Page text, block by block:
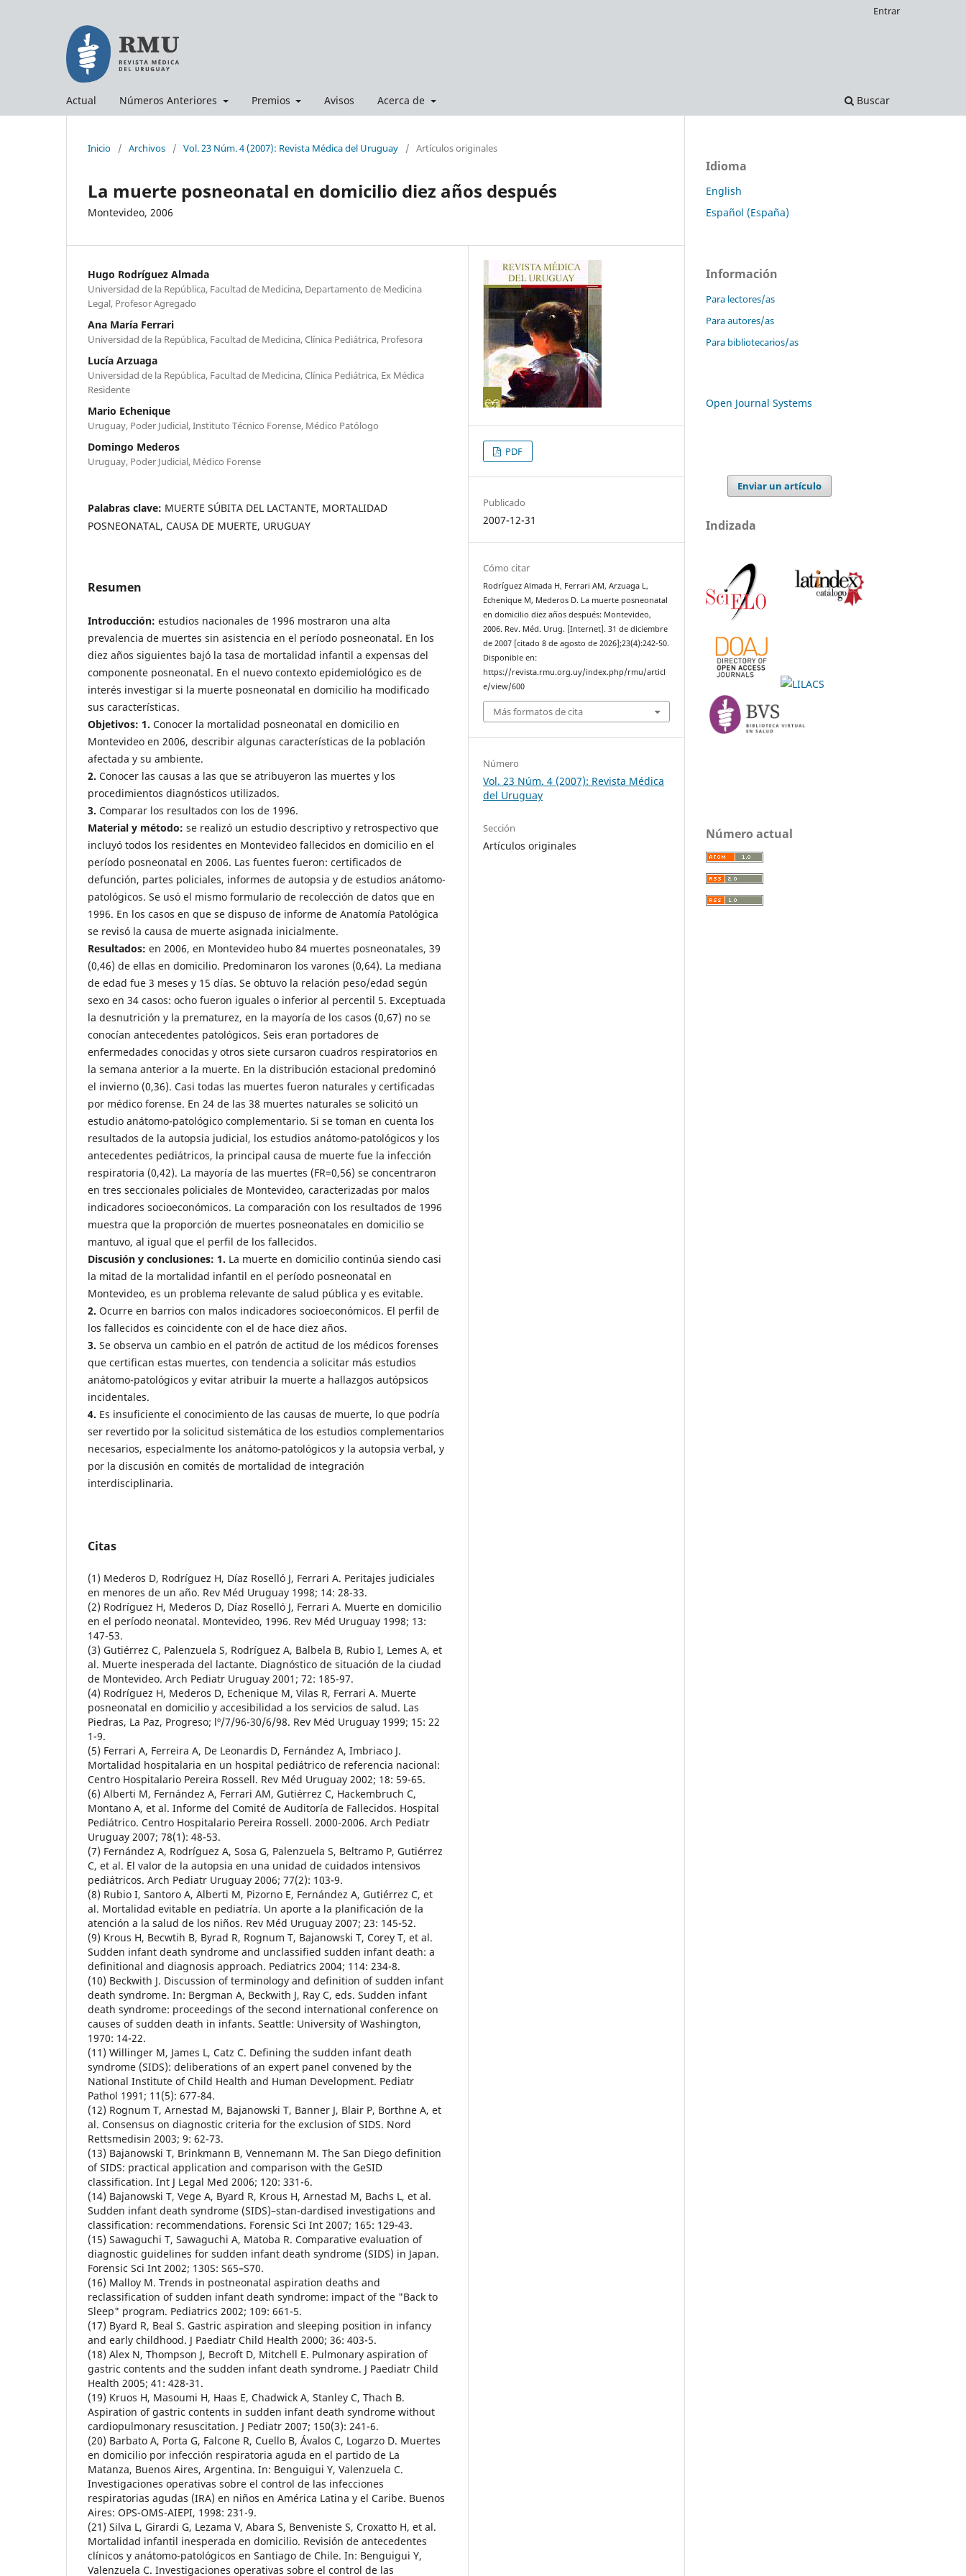
Actual Números Anteriores Premios Avisos Acerca de Buscar
Entrar
Inicio / Archivos / Vol. 23 Núm. 4 (2007): Revista Médica del Uruguay / Artículos originales
La muerte posneonatal en domicilio diez años después
Montevideo, 2006
Hugo Rodríguez Almada
Universidad de la República, Facultad de Medicina, Departamento de Medicina
Legal, Profesor Agregado
Ana María Ferrari
Universidad de la República, Facultad de Medicina, Clínica Pediátrica, Profesora
Lucía Arzuaga
Universidad de la República, Facultad de Medicina, Clínica Pediátrica, Ex Médica
Residente
Mario Echenique
Uruguay, Poder Judicial, Instituto Técnico Forense, Médico Patólogo
Domingo Mederos
Uruguay, Poder Judicial, Médico Forense
Palabras clave: MUERTE SÚBITA DEL LACTANTE, MORTALIDAD
POSNEONATAL, CAUSA DE MUERTE, URUGUAY
Resumen
Introducción: estudios nacionales de 1996 mostraron una alta
prevalencia de muertes sin asistencia en el período posneonatal. En los
diez años siguientes bajó la tasa de mortalidad infantil a expensas del
componente posneonatal. En el nuevo contexto epidemiológico es de
interés investigar si la muerte posneonatal en domicilio ha modificado
sus características.
Objetivos: 1. Conocer la mortalidad posneonatal en domicilio en
Montevideo en 2006, describir algunas características de la población
afectada y su ambiente.
2. Conocer las causas a las que se atribuyeron las muertes y los
procedimientos diagnósticos utilizados.
3. Comparar los resultados con los de 1996.
Material y método: se realizó un estudio descriptivo y retrospectivo que
incluyó todos los residentes en Montevideo fallecidos en domicilio en el
período posneonatal en 2006. Las fuentes fueron: certificados de
defunción, partes policiales, informes de autopsia y de estudios anátomo-
patológicos. Se usó el mismo formulario de recolección de datos que en
1996. En los casos en que se dispuso de informe de Anatomía Patológica
se revisó la causa de muerte asignada inicialmente.
Resultados: en 2006, en Montevideo hubo 84 muertes posneonatales, 39
(0,46) de ellas en domicilio. Predominaron los varones (0,64). La mediana
de edad fue 3 meses y 15 días. Se obtuvo la relación peso/edad según
sexo en 34 casos: ocho fueron iguales o inferior al percentil 5. Exceptuada
la desnutrición y la prematurez, en la mayoría de los casos (0,67) no se
conocían antecedentes patológicos. Seis eran portadores de
enfermedades conocidas y otros siete cursaron cuadros respiratorios en
la semana anterior a la muerte. En la distribución estacional predominó
el invierno (0,36). Casi todas las muertes fueron naturales y certificadas
por médico forense. En 24 de las 38 muertes naturales se solicitó un
estudio anátomo-patológico complementario. Si se toman en cuenta los
resultados de la autopsia judicial, los estudios anátomo-patológicos y los
antecedentes pediátricos, la principal causa de muerte fue la infección
respiratoria (0,42). La mayoría de las muertes (FR=0,56) se concentraron
en tres seccionales policiales de Montevideo, caracterizadas por malos
indicadores socioeconómicos. La comparación con los resultados de 1996
muestra que la proporción de muertes posneonatales en domicilio se
mantuvo, al igual que el perfil de los fallecidos.
Discusión y conclusiones: 1. La muerte en domicilio continúa siendo casi
la mitad de la mortalidad infantil en el período posneonatal en
Montevideo, es un problema relevante de salud pública y es evitable.
2. Ocurre en barrios con malos indicadores socioeconómicos. El perfil de
los fallecidos es coincidente con el de hace diez años.
3. Se observa un cambio en el patrón de actitud de los médicos forenses
que certifican estas muertes, con tendencia a solicitar más estudios
anátomo-patológicos y evitar atribuir la muerte a hallazgos autópsicos
incidentales.
4. Es insuficiente el conocimiento de las causas de muerte, lo que podría
ser revertido por la solicitud sistemática de los estudios complementarios
necesarios, especialmente los anátomo-patológicos y la autopsia verbal, y
por la discusión en comités de mortalidad de integración
interdisciplinaria.
Citas
(1) Mederos D, Rodríguez H, Díaz Roselló J, Ferrari A. Peritajes judiciales
en menores de un año. Rev Méd Uruguay 1998; 14: 28-33.
(2) Rodríguez H, Mederos D, Díaz Roselló J, Ferrari A. Muerte en domicilio
en el período neonatal. Montevideo, 1996. Rev Méd Uruguay 1998; 13:
147-53.
(3) Gutiérrez C, Palenzuela S, Rodríguez A, Balbela B, Rubio I, Lemes A, et
al. Muerte inesperada del lactante. Diagnóstico de situación de la ciudad
de Montevideo. Arch Pediatr Uruguay 2001; 72: 185-97.
(4) Rodríguez H, Mederos D, Echenique M, Vilas R, Ferrari A. Muerte
posneonatal en domicilio y accesibilidad a los servicios de salud. Las
Piedras, La Paz, Progreso; lº/7/96-30/6/98. Rev Méd Uruguay 1999; 15: 22
1-9.
(5) Ferrari A, Ferreira A, De Leonardis D, Fernández A, Imbriaco J.
Mortalidad hospitalaria en un hospital pediátrico de referencia nacional:
Centro Hospitalario Pereira Rossell. Rev Méd Uruguay 2002; 18: 59-65.
(6) Alberti M, Fernández A, Ferrari AM, Gutiérrez C, Hackembruch C,
Montano A, et al. Informe del Comité de Auditoría de Fallecidos. Hospital
Pediátrico. Centro Hospitalario Pereira Rossell. 2000-2006. Arch Pediatr
Uruguay 2007; 78(1): 48-53.
(7) Fernández A, Rodríguez A, Sosa G, Palenzuela S, Beltramo P, Gutiérrez
C, et al. El valor de la autopsia en una unidad de cuidados intensivos
pediátricos. Arch Pediatr Uruguay 2006; 77(2): 103-9.
(8) Rubio I, Santoro A, Alberti M, Pizorno E, Fernández A, Gutiérrez C, et
al. Mortalidad evitable en pediatría. Un aporte a la planificación de la
atención a la salud de los niños. Rev Méd Uruguay 2007; 23: 145-52.
(9) Krous H, Becwtih B, Byrad R, Rognum T, Bajanowski T, Corey T, et al.
Sudden infant death syndrome and unclassified sudden infant death: a
definitional and diagnosis approach. Pediatrics 2004; 114: 234-8.
(10) Beckwith J. Discussion of terminology and definition of sudden infant
death syndrome. In: Bergman A, Beckwith J, Ray C, eds. Sudden infant
death syndrome: proceedings of the second international conference on
causes of sudden death in infants. Seattle: University of Washington,
1970: 14-22.
(11) Willinger M, James L, Catz C. Defining the sudden infant death
syndrome (SIDS): deliberations of an expert panel convened by the
National Institute of Child Health and Human Development. Pediatr
Pathol 1991; 11(5): 677-84.
(12) Rognum T, Arnestad M, Bajanowski T, Banner J, Blair P, Borthne A, et
al. Consensus on diagnostic criteria for the exclusion of SIDS. Nord
Rettsmedisin 2003; 9: 62-73.
(13) Bajanowski T, Brinkmann B, Vennemann M. The San Diego definition
of SIDS: practical application and comparison with the GeSID
classification. Int J Legal Med 2006; 120: 331-6.
(14) Bajanowski T, Vege A, Byard R, Krous H, Arnestad M, Bachs L, et al.
Sudden infant death syndrome (SIDS)–stan-dardised investigations and
classification: recommendations. Forensic Sci Int 2007; 165: 129-43.
(15) Sawaguchi T, Sawaguchi A, Matoba R. Comparative evaluation of
diagnostic guidelines for sudden infant death syndrome (SIDS) in Japan.
Forensic Sci Int 2002; 130S: S65–S70.
(16) Malloy M. Trends in postneonatal aspiration deaths and
reclassification of sudden infant death syndrome: impact of the "Back to
Sleep" program. Pediatrics 2002; 109: 661-5.
(17) Byard R, Beal S. Gastric aspiration and sleeping position in infancy
and early childhood. J Paediatr Child Health 2000; 36: 403-5.
(18) Alex N, Thompson J, Becroft D, Mitchell E. Pulmonary aspiration of
gastric contents and the sudden infant death syndrome. J Paediatr Child
Health 2005; 41: 428-31.
(19) Kruos H, Masoumi H, Haas E, Chadwick A, Stanley C, Thach B.
Aspiration of gastric contents in sudden infant death syndrome without
cardiopulmonary resuscitation. J Pediatr 2007; 150(3): 241-6.
(20) Barbato A, Porta G, Falcone R, Cuello B, Ávalos C, Logarzo D. Muertes
en domicilio por infección respiratoria aguda en el partido de La
Matanza, Buenos Aires, Argentina. In: Benguigui Y, Valenzuela C.
Investigaciones operativas sobre el control de las infecciones
respiratorias agudas (IRA) en niños en América Latina y el Caribe. Buenos
Aires: OPS-OMS-AIEPI, 1998: 231-9.
(21) Silva L, Girardi G, Lezama V, Abara S, Benveniste S, Croxatto H, et al.
Mortalidad infantil inesperada en domicilio. Revisión de antecedentes
clínicos y anátomo-patológicos en Santiago de Chile. In: Benguigui Y,
Valenzuela C. Investigaciones operativas sobre el control de las
PDF
Publicado
2007-12-31
Cómo citar
Rodríguez Almada H, Ferrari AM, Arzuaga L,
Echenique M, Mederos D. La muerte posneonatal
en domicilio diez años después: Montevideo,
2006. Rev. Méd. Urug. [Internet]. 31 de diciembre
de 2007 [citado 8 de agosto de 2026];23(4):242-50.
Disponible en:
https://revista.rmu.org.uy/index.php/rmu/articl
e/view/600
Más formatos de cita
Número
Vol. 23 Núm. 4 (2007): Revista Médica
del Uruguay
Sección
Artículos originales
Idioma
English
Español (España)
Información
Para lectores/as
Para autores/as
Para bibliotecarios/as
Open Journal Systems
Enviar un artículo
Indizada
Número actual